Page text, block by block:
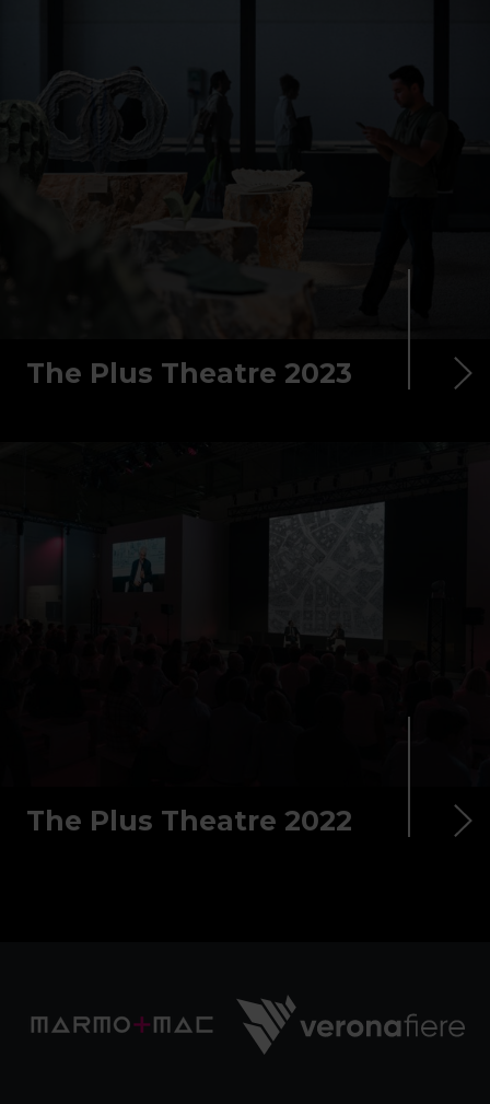
The Plus Theatre 2023
The Plus Theatre 2022